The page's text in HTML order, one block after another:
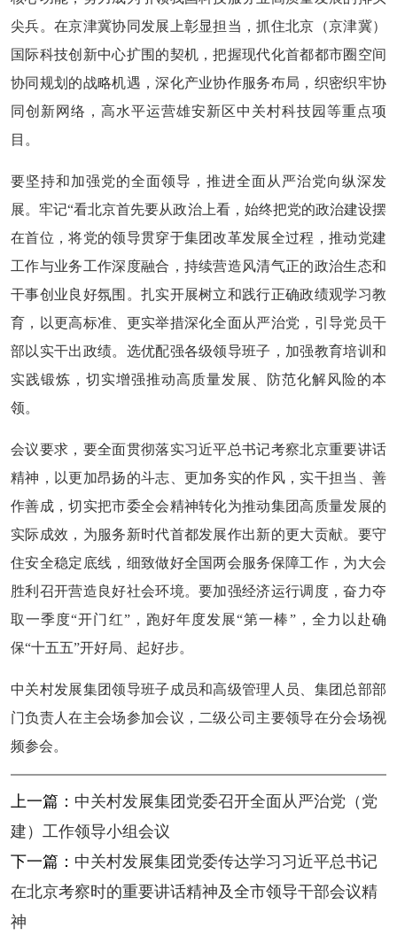
尖兵。在京津冀协同发展上彰显担当，抓住北京（京津冀）
国际科技创新中心扩围的契机，把握现代化首都都市圈空间
协同规划的战略机遇，深化产业协作服务布局，织密织牢协
同创新网络，高水平运营雄安新区中关村科技园等重点项
目。
要坚持和加强党的全面领导，推进全面从严治党向纵深发
展。牢记“看北京首先要从政治上看，始终把党的政治建设摆
在首位，将党的领导贯穿于集团改革发展全过程，推动党建
工作与业务工作深度融合，持续营造风清气正的政治生态和
干事创业良好氛围。扎实开展树立和践行正确政绩观学习教
育，以更高标准、更实举措深化全面从严治党，引导党员干
部以实干出政绩。选优配强各级领导班子，加强教育培训和
实践锻炼，切实增强推动高质量发展、防范化解风险的本
领。
会议要求，要全面贯彻落实习近平总书记考察北京重要讲话
精神，以更加昂扬的斗志、更加务实的作风，实干担当、善
作善成，切实把市委全会精神转化为推动集团高质量发展的
实际成效，为服务新时代首都发展作出新的更大贡献。要守
住安全稳定底线，细致做好全国两会服务保障工作，为大会
胜利召开营造良好社会环境。要加强经济运行调度，奋力夺
取一季度“开门红”，跑好年度发展“第一棒”，全力以赴确
保“十五五”开好局、起好步。
中关村发展集团领导班子成员和高级管理人员、集团总部部
门负责人在主会场参加会议，二级公司主要领导在分会场视
频参会。
上一篇： 中关村发展集团党委召开全面从严治党（党
建）工作领导小组会议
下一篇： 中关村发展集团党委传达学习习近平总书记
在北京考察时的重要讲话精神及全市领导干部会议精
神